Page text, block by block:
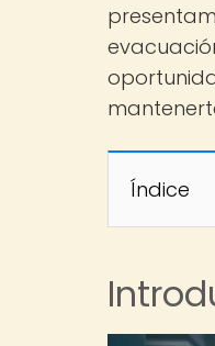
Índice